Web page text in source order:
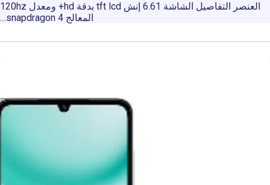
العنصر التفاصيل الشاشة 6.61 إنش tft lcd بدقة hd+ ومعدل 120hz
المعالج snapdragon 4…